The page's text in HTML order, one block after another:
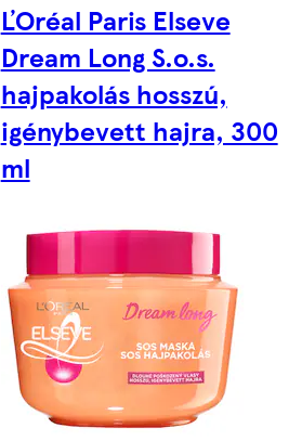
ĽOréal Paris Elseve
Dream Long S.o.s.
hajpakolás hosszú,
igénybevett hajra, 300
ml